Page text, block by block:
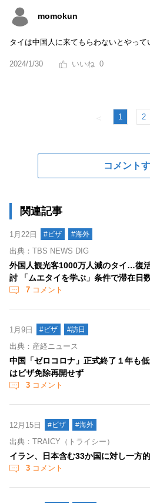
momokun
タイは中国人に来てもらわないとやって
2024/1/30 0
＜ 1 2
コメント
関連記事
1月22日 #ビザ #海外
出典：TBS NEWS DIG
外国人観光客1000万人減のタイ…復
討 「ムエタイを学ぶ」条件で滞在日
7 コメント
1月9日 #ビザ #訪日
出典：産経ニュース
中国「ゼロコロナ」正式終了１年も
はビザ免除再開せず
3 コメント
12月15日 #ビザ #海外
出典：TRAICY（トライシー）
イラン、日本含む33か国に対し一方
3 コメント